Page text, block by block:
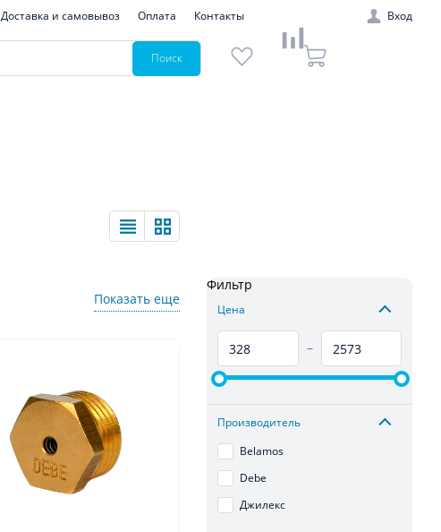
Доставка и самовывоз Оплата Контакты Вход
Поиск
Показать еще
Фильтр
Цена
–
Производитель
Belamos
Debe
Джилекс